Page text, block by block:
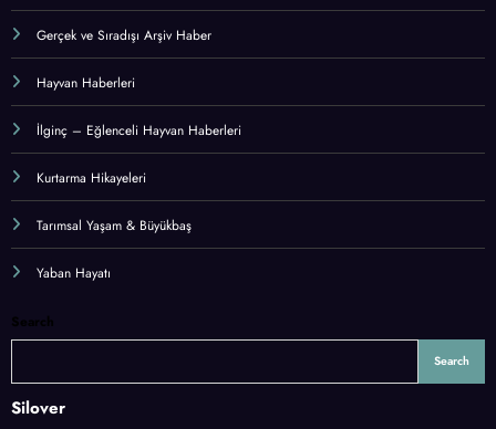
Gerçek ve Sıradışı Arşiv Haber
Hayvan Haberleri
İlginç – Eğlenceli Hayvan Haberleri
Kurtarma Hikayeleri
Tarımsal Yaşam & Büyükbaş
Yaban Hayatı
Search
Search
Silover